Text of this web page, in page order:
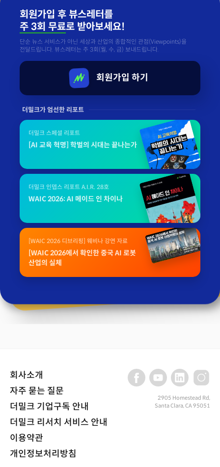
회원가입 후 뷰스레터를
주 3회 무료로 받아보세요!
단순 뉴스 서비스가 아닌 세상과 산업의 종합적인 관점(Viewpoints)을
전달드립니다. 뷰스레터는 주 3회(월, 수, 금) 보내드립니다.
회원가입 하기
더밀크가 엄선한 리포트
더밀크 스페셜 리포트
[AI 교육 혁명] 학벌의 시대는 끝나는가
더밀크 인뎁스 리포트 A.I.R. 28호
WAIC 2026: AI 메이드 인 차이나
[WAIC 2026 디브리핑] 웨비나 강연 자료
[WAIC 2026에서 확인한 중국 AI 로봇
산업의 실체
회사소개
자주 묻는 질문
더밀크 기업구독 안내
더밀크 리서치 서비스 안내
이용약관
개인정보처리방침
2905 Homestead Rd,
Santa Clara, CA 95051